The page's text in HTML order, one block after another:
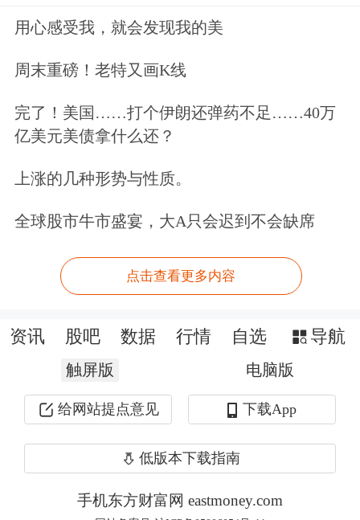
符合现代经济发展、社会发展规律的一
个发展道路。”李稻葵说。(cis)
投资。福利领取>>
原标题：清华大学李稻葵：从寒冷往暖和的地方走 “北方弱、南方
强”或是客观规律
用心感受我，就会发现我的美
周末重磅！老特又画K线
完了！美国……打个伊朗还弹药不足……40万
亿美元美债拿什么还？
上涨的几种形势与性质。
全球股市牛市盛宴，大A只会迟到不会缺席
点击查看更多内容
资讯 股吧 数据 行情 自选 导航
触屏版 电脑版
给网站提点意见 下载App
低版本下载指南
手机东方财富网 eastmoney.com